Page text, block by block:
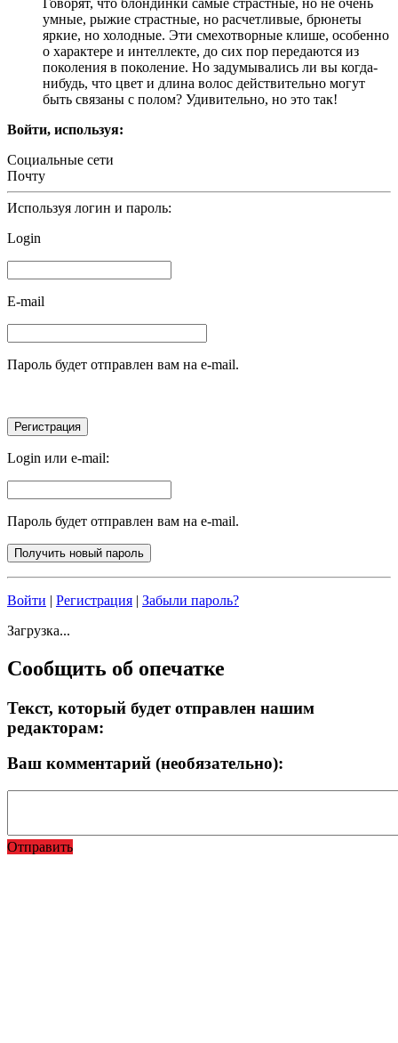
умные, рыжие страстные, но расчетливые, брюнеты
яркие, но холодные. Эти смехотворные клише, особенно
о характере и интеллекте, до сих пор передаются из
поколения в поколение. Но задумывались ли вы когда-
нибудь, что цвет и длина волос действительно могут
быть связаны с полом? Удивительно, но это так!
Войти, используя:
Социальные сети
Почту
Используя логин и пароль:
Login
E-mail
Пароль будет отправлен вам на e-mail.
Login или e-mail:
Пароль будет отправлен вам на e-mail.
Войти | Регистрация | Забыли пароль?
Загрузка...
Сообщить об опечатке
Текст, который будет отправлен нашим
редакторам:
Ваш комментарий (необязательно):
Отправить